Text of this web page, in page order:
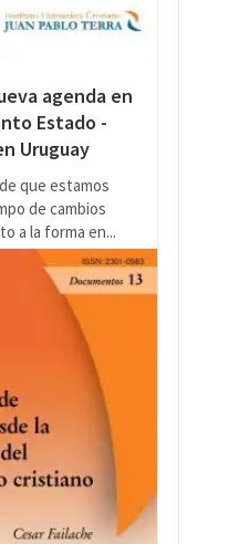
agenda en
Estado -
Uruguay
que estamos
de cambios
a la forma en...